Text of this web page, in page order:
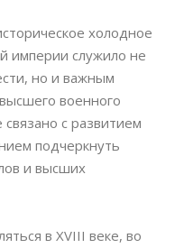
холодное
империи служило не
но и важным
военного
с развитием
подчеркнуть
и высших
в XVIII веке, во